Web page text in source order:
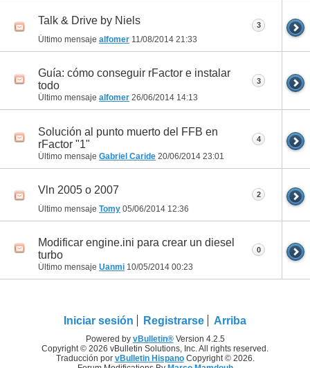
Talk & Drive by Niels
Último mensaje alfomer 11/08/2014 21:33
3
Guía: cómo conseguir rFactor e instalar
todo
Último mensaje alfomer 26/06/2014 14:13
3
Solución al punto muerto del FFB en
rFactor "1"
Último mensaje Gabriel Caride 20/06/2014 23:01
4
Vln 2005 o 2007
Último mensaje Tomy 05/06/2014 12:36
2
Modificar engine.ini para crear un diesel
turbo
Último mensaje Uanmi 10/05/2014 00:23
0
Iniciar sesión Registrarse Arriba
Powered by vBulletin®Version 4.2.5
Copyright © 2026 vBulletin Solutions, Inc. All rights reserved.
Traducción por vBulletin HispanoCopyright © 2026.